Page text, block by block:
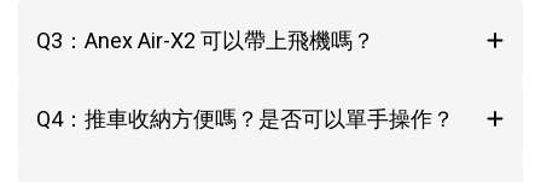
Q3：Anex Air-X2 可以帶上飛機嗎？
Q4：推車收納方便嗎？是否可以單手操作？